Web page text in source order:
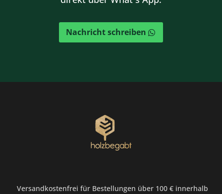
Nachricht schreiben
Versandkostenfrei für Bestellungen über 100 € innerhalb